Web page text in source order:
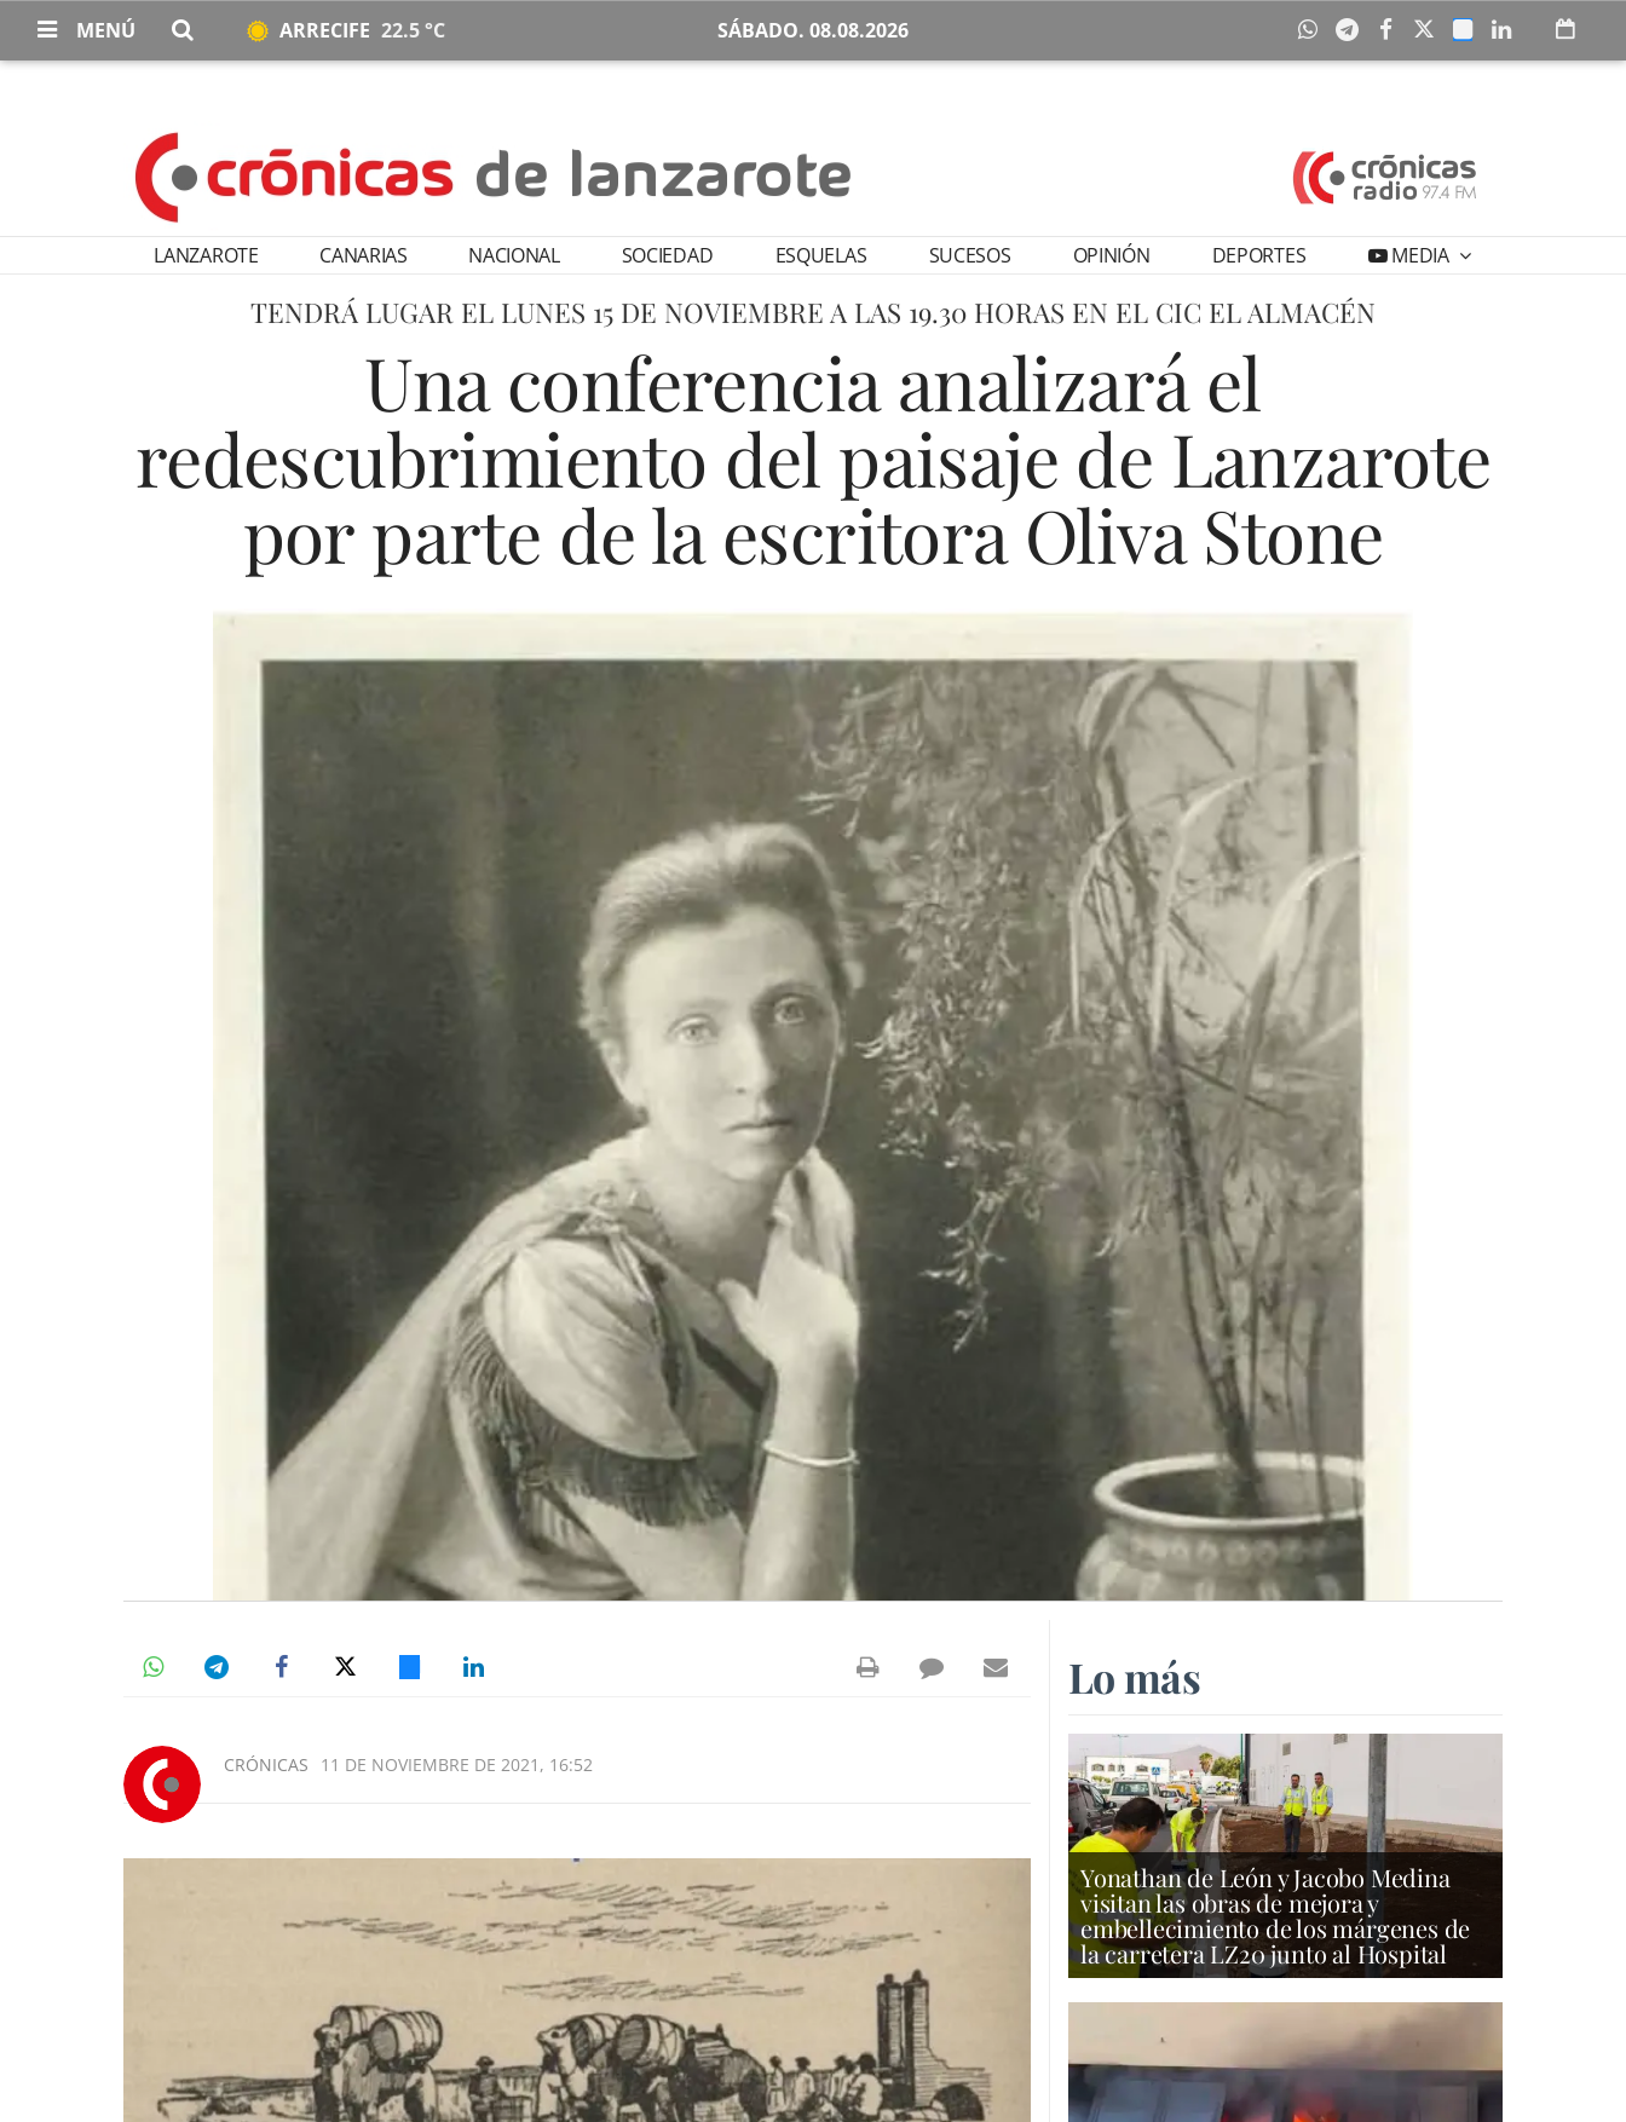
MENÚ ARRECIFE 22.5 °C SÁBADO. 08.08.2026
LANZAROTE CANARIAS NACIONAL SOCIEDAD ESQUELAS SUCESOS OPINIÓN DEPORTES MEDIA
TENDRÁ LUGAR EL LUNES 15 DE NOVIEMBRE A LAS 19.30 HORAS EN EL CIC EL ALMACÉN
Una conferencia analizará el
redescubrimiento del paisaje de Lanzarote
por parte de la escritora Oliva Stone
CRÓNICAS 11 DE NOVIEMBRE DE 2021, 16:52
Lo más
Yonathan de León y Jacobo Medina
visitan las obras de mejora y
embellecimiento de los márgenes de
la carretera LZ20 junto al Hospital